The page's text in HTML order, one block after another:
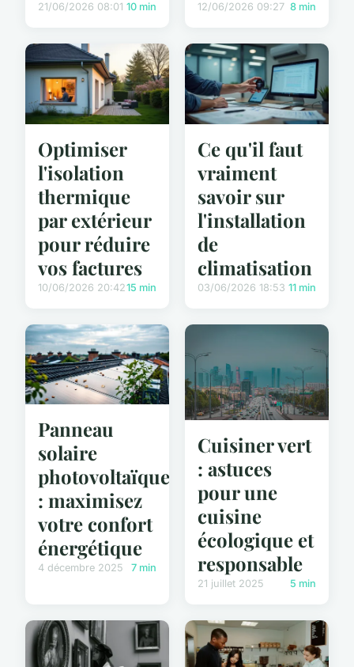
21/06/2026 08:01 10 min 12/06/2026 09:27 8 min
Optimiser
l'isolation
thermique
par extérieur
pour réduire
vos factures
10/06/2026 20:4215 min
Ce qu'il faut
vraiment
savoir sur
l'installation
de
climatisation
03/06/2026 18:53 11 min
Panneau
solaire
photovoltaïque
: maximisez
votre confort
énergétique
4 décembre 2025 7 min
Cuisiner vert
: astuces
pour une
cuisine
écologique et
responsable
21 juillet 2025 5 min